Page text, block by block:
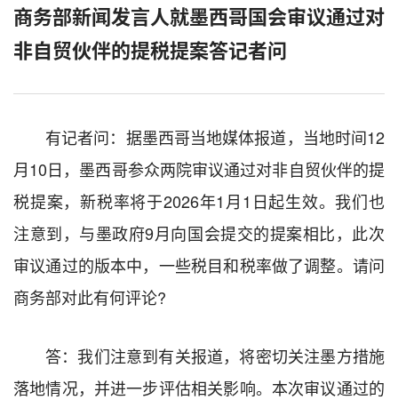
商务部新闻发言人就墨西哥国会审议通过对
非自贸伙伴的提税提案答记者问
有记者问：据墨西哥当地媒体报道，当地时间12
月10日，墨西哥参众两院审议通过对非自贸伙伴的提
税提案，新税率将于2026年1月1日起生效。我们也
注意到，与墨政府9月向国会提交的提案相比，此次
审议通过的版本中，一些税目和税率做了调整。请问
商务部对此有何评论?
答：我们注意到有关报道，将密切关注墨方措施
落地情况，并进一步评估相关影响。本次审议通过的